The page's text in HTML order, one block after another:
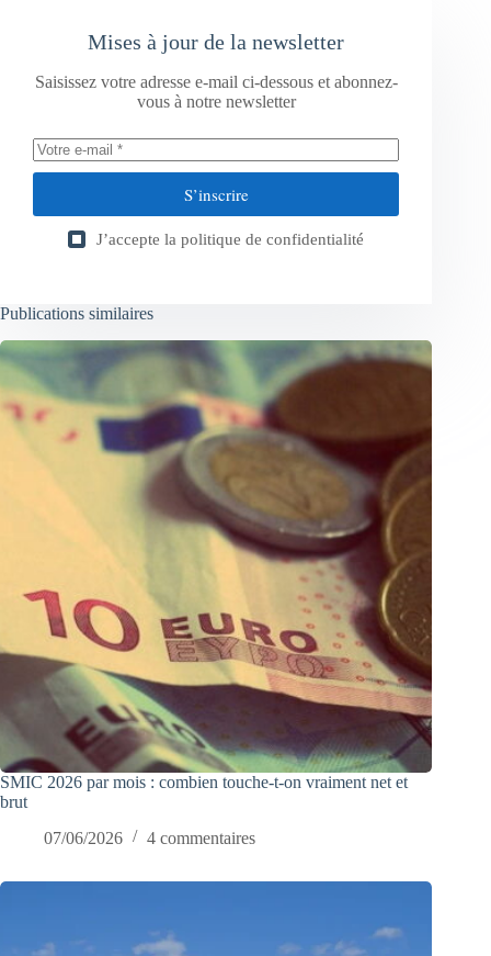
Mises à jour de la newsletter
Saisissez votre adresse e-mail ci-dessous et abonnez-
vous à notre newsletter
S’inscrire
J’accepte la politique de confidentialité
Publications similaires
SMIC 2026 par mois : combien touche-t-on vraiment net et
brut
07/06/2026
4 commentaires